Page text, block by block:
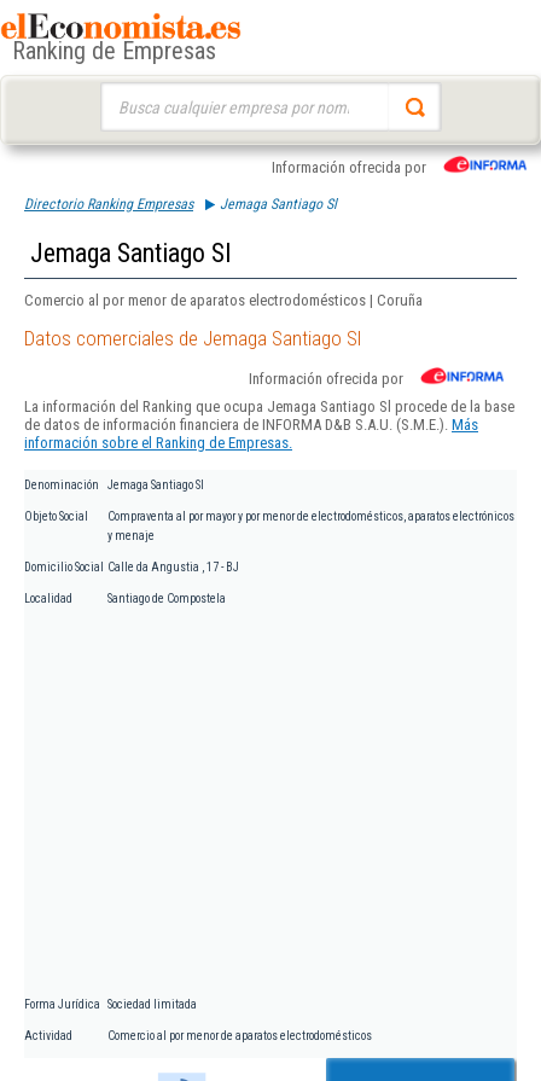
Ranking de Empresas
Información ofrecida por
Directorio Ranking Empresas Jemaga Santiago Sl
Jemaga Santiago Sl
Comercio al por menor de aparatos electrodomésticos | Coruña
Datos comerciales de Jemaga Santiago Sl
Información ofrecida por
La información del Ranking que ocupa Jemaga Santiago Sl procede de la base
de datos de información financiera de INFORMA D&B S.A.U. (S.M.E.). Más
información sobre el Ranking de Empresas.
Denominación Jemaga Santiago Sl
Objeto Social
Compraventa al por mayor y por menor de electrodomésticos, aparatos electrónicos
y menaje
Domicilio Social Calle da Angustia , 17 - BJ
Localidad Santiago de Compostela
Forma Jurídica Sociedad limitada
Actividad Comercio al por menor de aparatos electrodomésticos